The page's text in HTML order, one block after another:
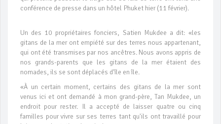
conférence de presse dans un hôtel Phuket hier (11 février).
Un des 10 propriétaires fonciers, Satien Mukdee a dit: «les
gitans de la mer ont empiété sur des terres nous appartenant,
qui ont été transmises par nos ancêtres. Nous avons appris de
nos grands-parents que les gitans de la mer étaient des
nomades, ils se sont déplacés d'île en île.
«À un certain moment, certains des gitans de la mer sont
venus ici et ont demandé à mon grand-père, Tan Mukdee, un
endroit pour rester. Il a accepté de laisser quatre ou cinq
familles pour vivre sur ses terres tant qu'ils ont travaillé pour